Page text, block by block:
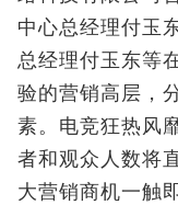
中心总经理付玉
总经理付玉东等
验的营销高层，
素。电竞狂热风
者和观众人数将
大营销商机一触